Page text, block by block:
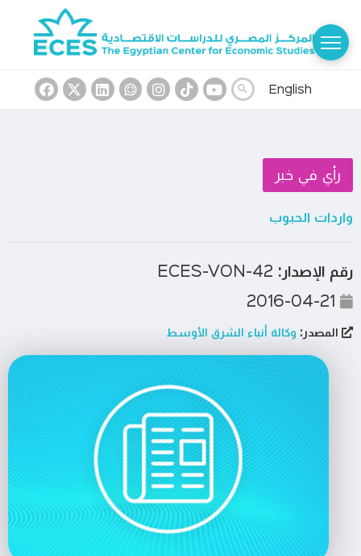
English
رأي في خبر
واردات الحبوب
رقم الإصدار:
المصدر: وكالة أنباء الشرق الأوسط